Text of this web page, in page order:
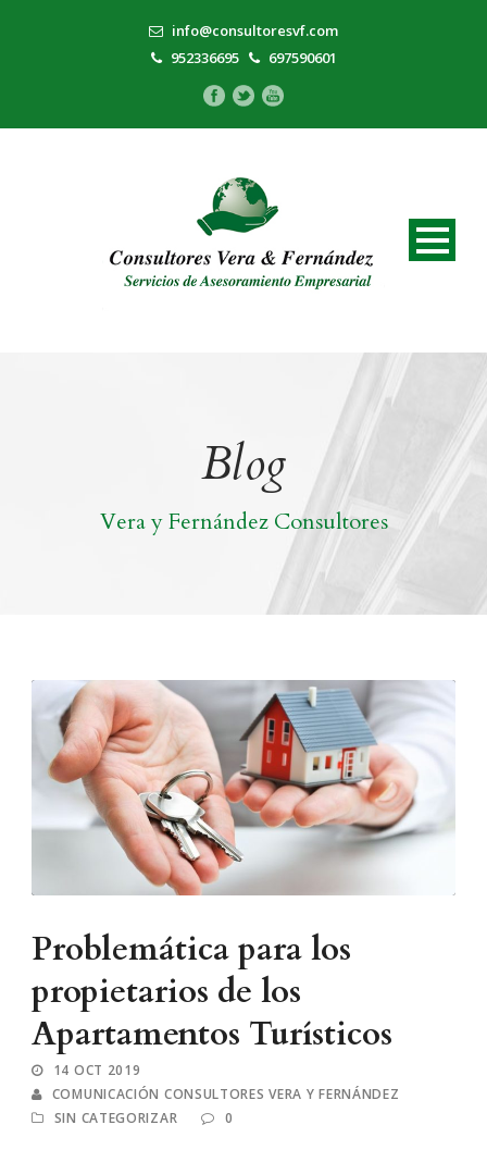
info@consultoresvf.com
952336695
697590601
Blog
Vera y Fernández Consultores
Problemática para los
propietarios de los
Apartamentos Turísticos
14 OCT 2019
COMUNICACIÓN CONSULTORES VERA Y FERNÁNDEZ
SIN CATEGORIZAR
0